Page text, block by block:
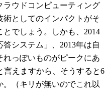
ウドコンピューティング
術としてのインパクトがそ
でしょう。しかも、2014
システム」、2013年は自
っぽいものがピークにあ
言えますから、そうすると6
（キリが無いのでこれ以